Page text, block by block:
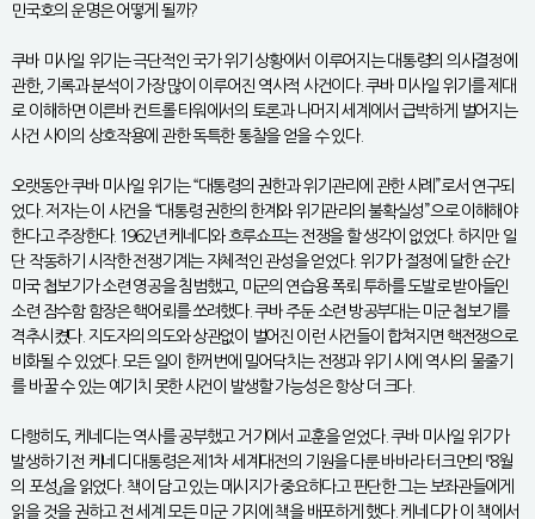
민국호의 운명은 어떻게 될까?
쿠바 미사일 위기는 극단적인 국가 위기 상황에서 이루어지는 대통령의 의사결정에
관한, 기록과 분석이 가장 많이 이루어진 역사적 사건이다. 쿠바 미사일 위기를 제대
로 이해하면 이른바 컨트롤 타워에서의 토론과 나머지 세계에서 급박하게 벌어지는
사건 사이의 상호작용에 관한 독특한 통찰을 얻을 수 있다.
오랫동안 쿠바 미사일 위기는 “대통령의 권한과 위기관리에 관한 사례”로서 연구되
었다. 저자는 이 사건을 “대통령 권한의 한계와 위기관리의 불확실성”으로 이해해야
한다고 주장한다. 1962년 케네디와 흐루쇼프는 전쟁을 할 생각이 없었다. 하지만 일
단 작동하기 시작한 전쟁기계는 자체적인 관성을 얻었다. 위기가 절정에 달한 순간
미국 첩보기가 소련 영공을 침범했고, 미군의 연습용 폭뢰 투하를 도발로 받아들인
소련 잠수함 함장은 핵어뢰를 쏘려했다. 쿠바 주둔 소련 방공부대는 미군 첩보기를
격추시켰다. 지도자의 의도와 상관없이 벌어진 이런 사건들이 합쳐지면 핵전쟁으로
비화될 수 있었다. 모든 일이 한꺼번에 밀어닥치는 전쟁과 위기 시에 역사의 물줄기
를 바꿀 수 있는 예기치 못한 사건이 발생할 가능성은 항상 더 크다.
다행히도, 케네디는 역사를 공부했고 거기에서 교훈을 얻었다. 쿠바 미사일 위기가
발생하기 전 케네디 대통령은 제1차 세계대전의 기원을 다룬 바바라 터크먼의 『8월
의 포성』을 읽었다. 책이 담고 있는 메시지가 중요하다고 판단한 그는 보좌관들에게
읽을 것을 권하고 전 세계 모든 미군 기지에 책을 배포하게 했다. 케네디가 이 책에서